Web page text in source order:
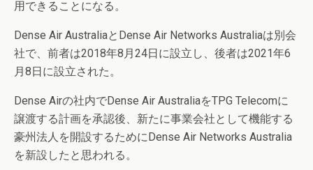
用できることになる。
Dense Air AustraliaとDense Air Networks Australiaは別会
社で、前者は2018年8月24日に設立し、後者は2021年6
月8日に設立された。
Dense Airの社内でDense Air AustraliaをTPG Telecomに
譲渡する計画を承認後、新たに事業会社として機能する
豪州法人を開設するためにDense Air Networks Australia
を新設したと思われる。